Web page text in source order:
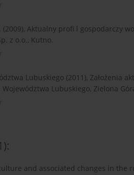
(2009), Aktualny profi l gospodarczy
z o.o., Kutno.
Lubuskiego (2011), Założenia
Województwa Lubuskiego, Zielona
:
and associated changes in the